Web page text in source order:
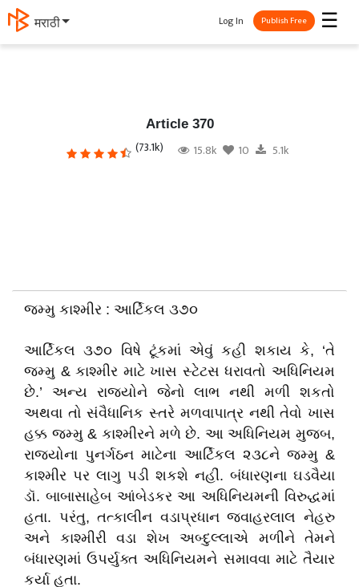
मराठी ☰
Log In Publish Free
Article 370
(73.1k) 15.8k 10 5.1k
જમ્મુ કાશ્મીર : આર્ટિકલ ૩૭૦
આર્ટિકલ ૩૭૦ વિષે ટૂંકમાં એવું કહી શકાય કે, ‘તે
જમ્મુ &કાશ્મીર માટે ખાસ સ્ટેટસ ધરાવતો અધિનિયમ
છે.’ અન્ય રાજ્યોને જેનો લાભ નથી મળી શકતો
અથવા તો સંવૈધાનિક સ્તરે મળવાપાત્ર નથી તેવો ખાસ
હક્ક જમ્મુ & કાશ્મીરને મળે છે. આ અધિનિયમ મુજબ,
રાજ્યોના પુનર્ગઠન માટેના આર્ટિકલ ૨૩૮ને જમ્મુ &
કાશ્મીર પર લાગુ પડી શકશે નહીં. બંધારણના ઘડવૈયા
ડૉ. બાબાસાહેબ આંબેડકર આ અધિનિયમની વિરુદ્ધમાં
હતા. પરંતુ,તત્કાલીન વડાપ્રધાન જવાહરલાલ નેહરુ
અને કાશ્મીરી વડા શેખ અબ્દુલ્લાએ મળીને તેમને
બંધારણમાં ઉપર્યુક્ત અધિનિયમને સમાવવા માટે તૈયાર
કર્યા હતા.